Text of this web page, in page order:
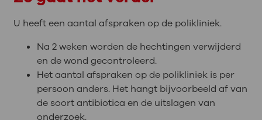
U heeft een aantal afspraken op de polikliniek.
Na 2 weken worden de hechtingen verwijderd
en de wond gecontroleerd.
Het aantal afspraken op de polikliniek is per
persoon anders. Het hangt bijvoorbeeld af van
de soort antibiotica en de uitslagen van
onderzoek.